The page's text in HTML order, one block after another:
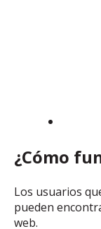
¿Cómo
Los usuarios
pueden
web.